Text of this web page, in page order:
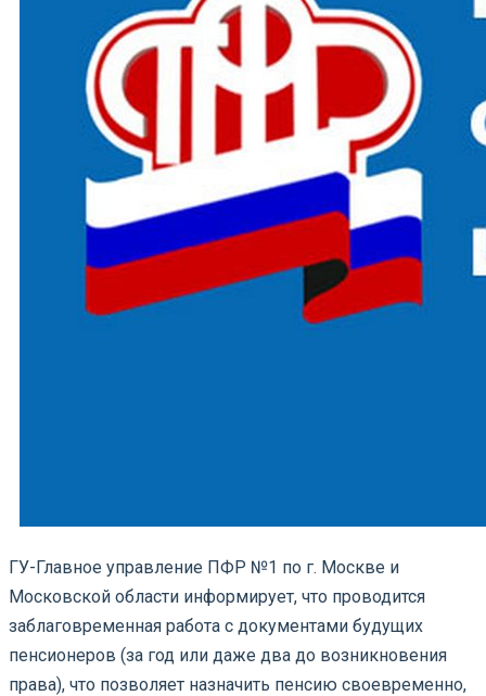
ГУ-Главное управление ПФР №1 по г. Москве и
Московской области информирует, что проводится
заблаговременная работа с документами будущих
пенсионеров (за год или даже два до возникновения
права), что позволяет назначить пенсию своевременно,